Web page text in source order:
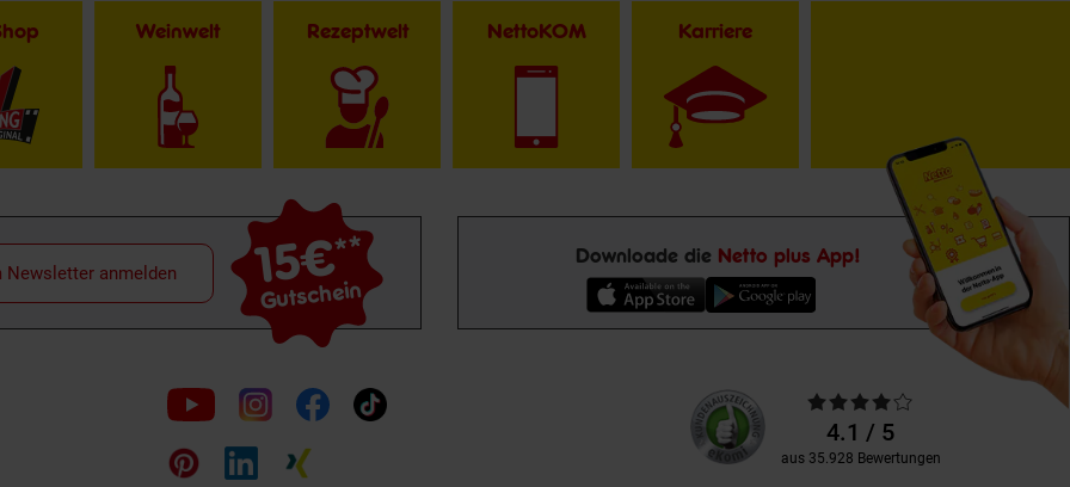
Weinwelt Rezeptwelt NettoKOM Karriere
15€**
Gutschein
Newsletter anmelden
Downloade die Netto plus App!
Folge
uns
auf
Unsere
Kundenbewertungen
Durchschnittliche
Bewertungen4.1 / 5
aus 35.928 Bewertungen